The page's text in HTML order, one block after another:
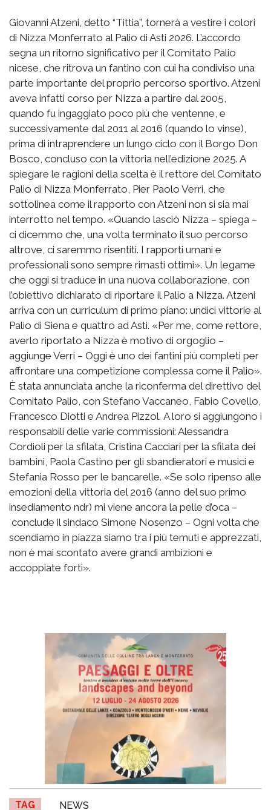
Giovanni Atzeni, detto “Tittia”, tornerà a vestire i colori
di Nizza Monferrato al Palio di Asti 2026. L’accordo
segna un ritorno significativo per il Comitato Palio
nicese, che ritrova un fantino con cui ha condiviso una
parte importante del proprio percorso sportivo. Atzeni
aveva infatti corso per Nizza a partire dal 2005,
quando fu ingaggiato poco più che ventenne, e
successivamente dal 2011 al 2016 (quando lo vinse),
prima di intraprendere un lungo ciclo con il Borgo Don
Bosco, concluso con la vittoria nell’edizione 2025. A
spiegare le ragioni della scelta è il rettore del Comitato
Palio di Nizza Monferrato, Pier Paolo Verri, che
sottolinea come il rapporto con Atzeni non si sia mai
interrotto nel tempo. «Quando lasciò Nizza – spiega –
ci dicemmo che, una volta terminato il suo percorso
altrove, ci saremmo risentiti. I rapporti umani e
professionali sono sempre rimasti ottimi». Un legame
che oggi si traduce in una nuova collaborazione, con
l’obiettivo dichiarato di riportare il Palio a Nizza. Atzeni
arriva con un curriculum di primo piano: undici vittorie al
Palio di Siena e quattro ad Asti. «Per me, come rettore,
averlo riportato a Nizza è motivo di orgoglio –
aggiunge Verri – Oggi è uno dei fantini più completi per
affrontare una competizione complessa come il Palio».
È stata annunciata anche la riconferma del direttivo del
Comitato Palio, con Stefano Vaccaneo, Fabio Covello,
Francesco Diotti e Andrea Pizzol. A loro si aggiungono i
responsabili delle varie commissioni: Alessandra
Cordioli per la sfilata, Cristina Cacciari per la sfilata dei
bambini, Paola Castino per gli sbandieratori e musici e
Stefania Rosso per le bancarelle. «Se solo ripenso alle
emozioni della vittoria del 2016 (anno del suo primo
insediamento ndr) mi viene ancora la pelle d’oca –
conclude il sindaco Simone Nosenzo – Ogni volta che
scendiamo in piazza siamo tra i più temuti e apprezzati,
non è mai scontato avere grandi ambizioni e
accoppiate forti».
TAG NEWS